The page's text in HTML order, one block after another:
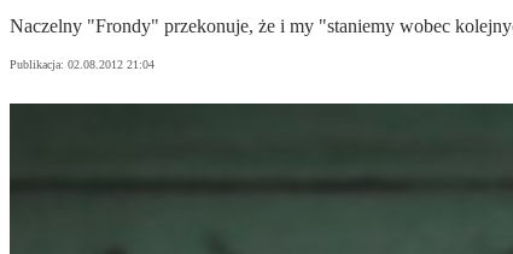
Naczelny "Frondy" przekonuje, że i my "staniemy wobec
Publikacja: 02.08.2012 21:04